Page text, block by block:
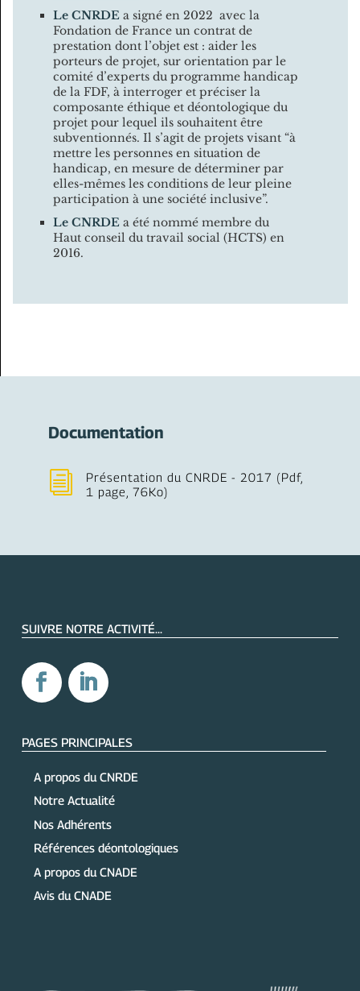
Le CNRDEa signé en 2022 avec la
Fondation de France un contrat de
prestation dont l’objet est : aider les
porteurs de projet, sur orientation par le
comité d’experts du programme handicap
de la FDF, à interroger et préciser la
composante éthique et déontologique du
projet pour lequel ils souhaitent être
subventionnés. Il s’agit de projets visant “à
mettre les personnes en situation de
handicap, en mesure de déterminer par
elles-mêmes les conditions de leur pleine
participation à une société inclusive”.
Le CNRDEa été nommé membre du
Haut conseil du travail social (HCTS) en
2016.
Documentation
i
Présentation du CNRDE - 2017 (Pdf,
1 page, 76Ko)
SUIVRE NOTRE ACTIVITÉ...
PAGES PRINCIPALES
A propos du CNRDE
Notre Actualité
Nos Adhérents
Références déontologiques
A propos du CNADE
Avis du CNADE